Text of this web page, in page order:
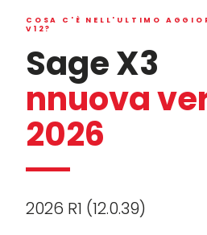
COSA C'È NELL'ULTIMO
V12?
Sage X3
nnuova
2026
2026 R1 (12.0.39)